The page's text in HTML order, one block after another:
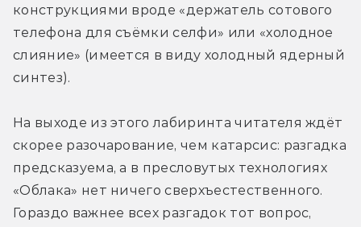
конструкциями вроде «держатель сотового
телефона для съёмки селфи» или «холодное
слияние» (имеется в виду холодный ядерный
синтез).
На выходе из этого лабиринта читателя ждёт
скорее разочарование, чем катарсис: разгадка
предсказуема, а в пресловутых технологиях
«Облака» нет ничего сверхъестественного.
Гораздо важнее всех разгадок тот вопрос,